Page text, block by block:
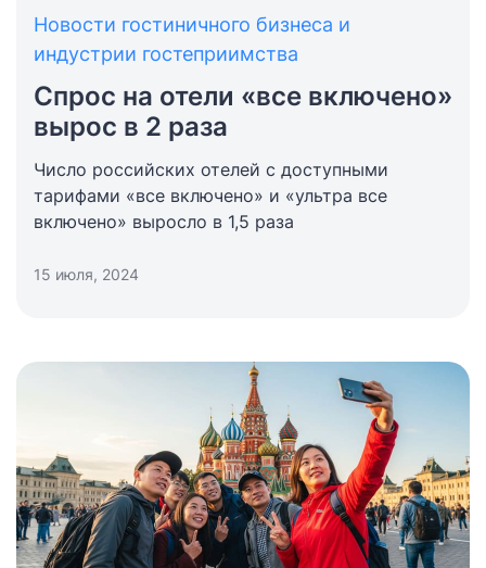
Новости гостиничного бизнеса и
индустрии гостеприимства
Спрос на отели «все включено»
вырос в 2 раза
Число российских отелей с доступными
тарифами «все включено» и «ультра все
включено» выросло в 1,5 раза
15 июля, 2024